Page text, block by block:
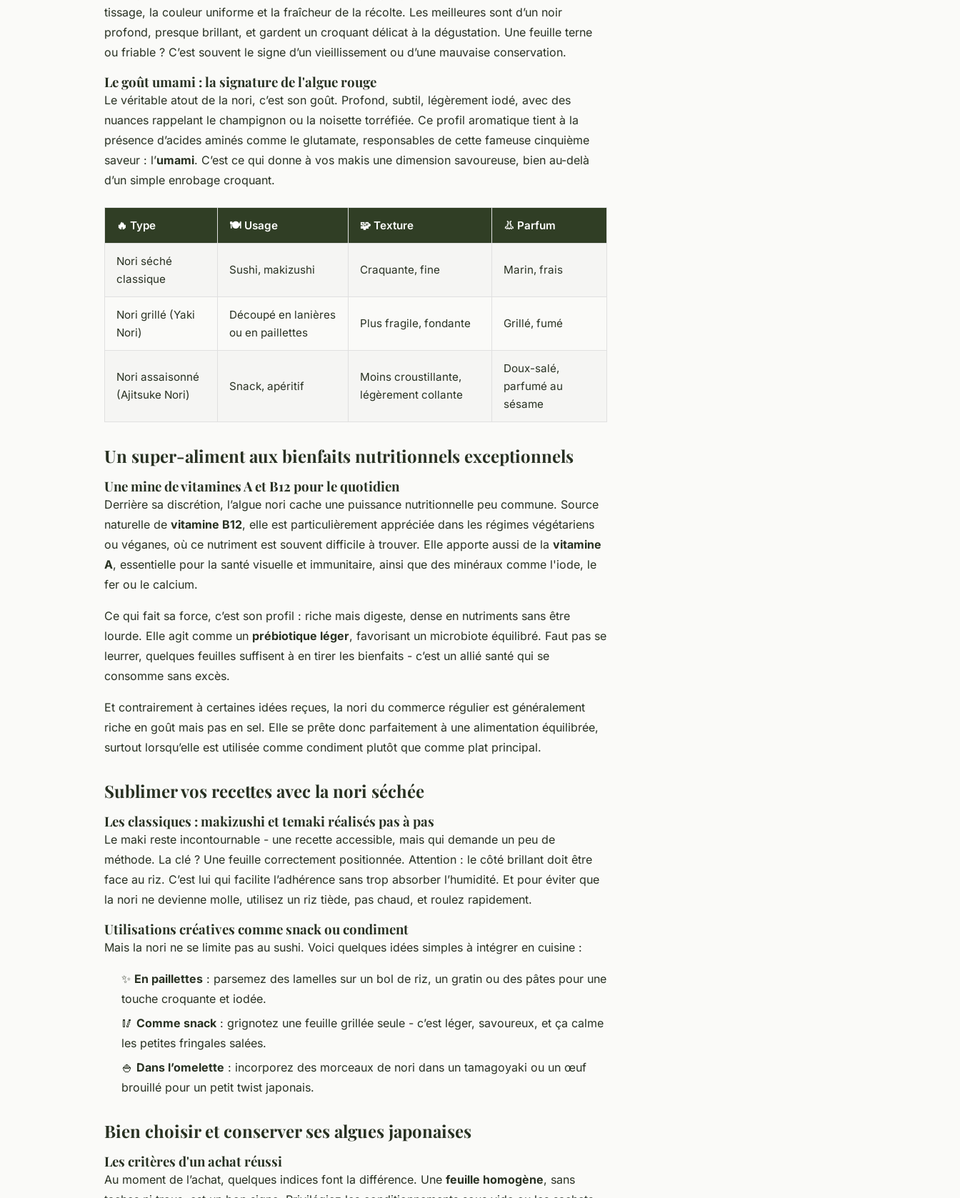
tissage, la couleur uniforme et la fraîcheur de la récolte. Les meilleures sont d’un noir
profond, presque brillant, et gardent un croquant délicat à la dégustation. Une feuille terne
ou friable ? C’est souvent le signe d’un vieillissement ou d’une mauvaise conservation.
Le goût umami : la signature de l'algue rouge
Le véritable atout de la nori, c’est son goût. Profond, subtil, légèrement iodé, avec des
nuances rappelant le champignon ou la noisette torréfiée. Ce profil aromatique tient à la
présence d’acides aminés comme le glutamate, responsables de cette fameuse cinquième
saveur : l’umami. C’est ce qui donne à vos makis une dimension savoureuse, bien au-delà
d’un simple enrobage croquant.
🔥 Type 🍽️ Usage 🧩 Texture 👃 Parfum
Nori séché
classique
Sushi, makizushi Craquante, fine Marin, frais
Nori grillé (Yaki
Nori)
Découpé en lanières
ou en paillettes
Plus fragile, fondante Grillé, fumé
Nori assaisonné
(Ajitsuke Nori)
Snack, apéritif
Moins croustillante,
légèrement collante
Doux-salé,
parfumé au
sésame
Un super-aliment aux bienfaits nutritionnels exceptionnels
Une mine de vitamines A et B12 pour le quotidien
Derrière sa discrétion, l’algue nori cache une puissance nutritionnelle peu commune. Source
naturelle de vitamine B12, elle est particulièrement appréciée dans les régimes végétariens
ou véganes, où ce nutriment est souvent difficile à trouver. Elle apporte aussi de la vitamine
A, essentielle pour la santé visuelle et immunitaire, ainsi que des minéraux comme l'iode, le
fer ou le calcium.
Ce qui fait sa force, c’est son profil : riche mais digeste, dense en nutriments sans être
lourde. Elle agit comme un prébiotique léger, favorisant un microbiote équilibré. Faut pas se
leurrer, quelques feuilles suffisent à en tirer les bienfaits - c’est un allié santé qui se
consomme sans excès.
Et contrairement à certaines idées reçues, la nori du commerce régulier est généralement
riche en goût mais pas en sel. Elle se prête donc parfaitement à une alimentation équilibrée,
surtout lorsqu’elle est utilisée comme condiment plutôt que comme plat principal.
Sublimer vos recettes avec la nori séchée
Les classiques : makizushi et temaki réalisés pas à pas
Le maki reste incontournable - une recette accessible, mais qui demande un peu de
méthode. La clé ? Une feuille correctement positionnée. Attention : le côté brillant doit être
face au riz. C’est lui qui facilite l’adhérence sans trop absorber l’humidité. Et pour éviter que
la nori ne devienne molle, utilisez un riz tiède, pas chaud, et roulez rapidement.
Utilisations créatives comme snack ou condiment
Mais la nori ne se limite pas au sushi. Voici quelques idées simples à intégrer en cuisine :
✨ En paillettes : parsemez des lamelles sur un bol de riz, un gratin ou des pâtes pour une
touche croquante et iodée.
🥢 Comme snack : grignotez une feuille grillée seule - c’est léger, savoureux, et ça calme
les petites fringales salées.
🍚 Dans l’omelette : incorporez des morceaux de nori dans un tamagoyaki ou un œuf
brouillé pour un petit twist japonais.
Bien choisir et conserver ses algues japonaises
Les critères d'un achat réussi
Au moment de l’achat, quelques indices font la différence. Une feuille homogène, sans